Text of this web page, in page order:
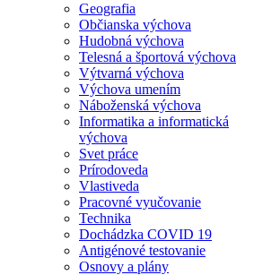
Geografia
Občianska výchova
Hudobná výchova
Telesná a športová výchova
Výtvarná výchova
Výchova umením
Náboženská výchova
Informatika a informatická
výchova
Svet práce
Prírodoveda
Vlastiveda
Pracovné vyučovanie
Technika
Dochádzka COVID 19
Antigénové testovanie
Osnovy a plány